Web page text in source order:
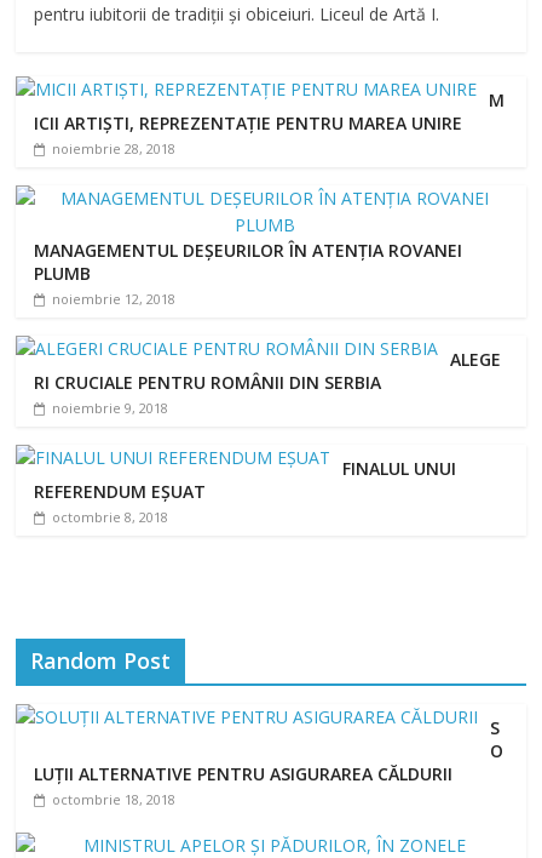
pentru iubitorii de tradiții și obiceiuri. Liceul de Artă I.
M
ICII ARTIȘTI, REPREZENTAȚIE PENTRU MAREA UNIRE
noiembrie 28, 2018
MANAGEMENTUL DEȘEURILOR ÎN ATENȚIA ROVANEI
PLUMB
noiembrie 12, 2018
ALEGE
RI CRUCIALE PENTRU ROMÂNII DIN SERBIA
noiembrie 9, 2018
FINALUL UNUI
REFERENDUM EȘUAT
octombrie 8, 2018
Random Post
S
O
LUȚII ALTERNATIVE PENTRU ASIGURAREA CĂLDURII
octombrie 18, 2018